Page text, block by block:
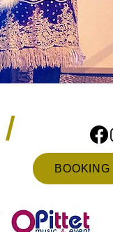
/
BOOKING